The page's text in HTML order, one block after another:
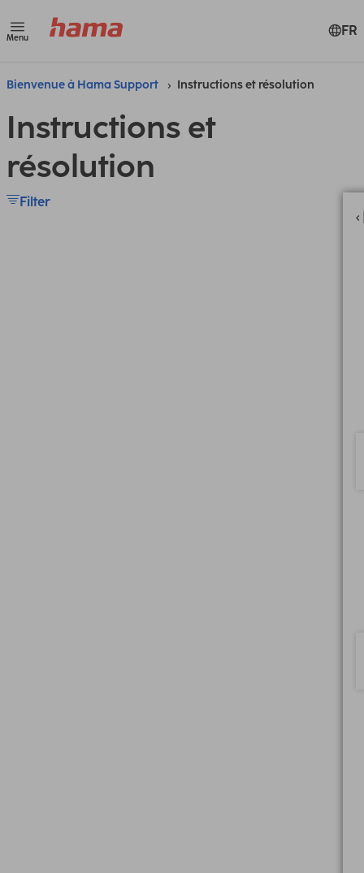
Menu FR
Bienvenue à Hama Support Instructions et résolution
Instructions et
résolution
Filter